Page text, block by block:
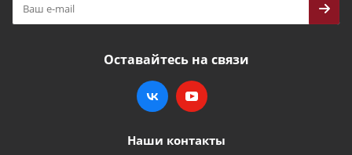
Оставайтесь на связи
Наши контакты